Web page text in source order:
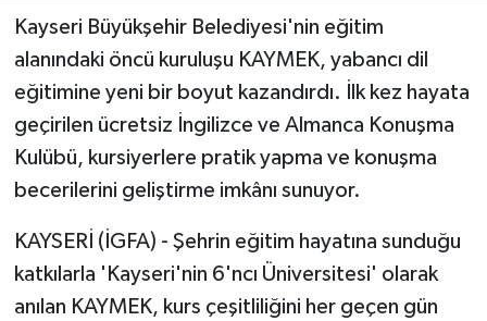
Kayseri Büyükşehir Belediyesi'nin eğitim
alanındaki öncü kuruluşu KAYMEK, yabancı dil
eğitimine yeni bir boyut kazandırdı. İlk kez hayata
geçirilen ücretsiz İngilizce ve Almanca Konuşma
Kulübü, kursiyerlere pratik yapma ve konuşma
becerilerini geliştirme imkânı sunuyor.
KAYSERİ (İGFA) - Şehrin eğitim hayatına sunduğu
katkılarla 'Kayseri'nin 6'ncı Üniversitesi' olarak
anılan KAYMEK, kurs çeşitliliğini her geçen gün